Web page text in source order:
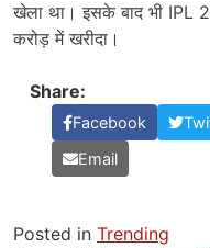
खेला था। इसके बाद भी IPL
करोड़ में खरीदा।
Share:
Facebook
Email
Posted in Trending